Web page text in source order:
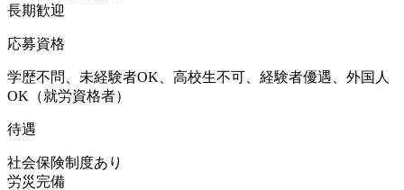
長期歓迎
応募資格
学歴不問、未経験者OK、高校生不可、経験者優遇、外国人
OK（就労資格者）
待遇
社会保険制度あり
労災完備